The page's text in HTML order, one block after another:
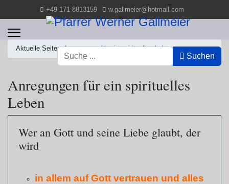
+49 171 8813159 w.gallmeier@hotmail.com
Suchen
Suchen
Aktuelle Seite:Anregungen für ein spirituelles Leben
Anregungen für ein spirituelles
Leben
Wer an Gott und seine Liebe glaubt, der
wird
in allem auf Gott vertrauen und alles